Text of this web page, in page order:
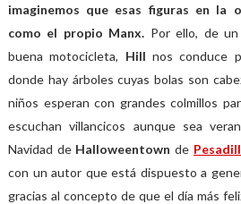
imaginemos que esas figuras en la
como el propio Manx. Por ello, de
buena motocicleta, Hill nos conduce
donde hay árboles cuyas bolas son
niños esperan con grandes colmillos
escuchan villancicos aunque sea
Navidad de Halloweentownde
con un autor que está dispuesto a
gracias al concepto de que el día más